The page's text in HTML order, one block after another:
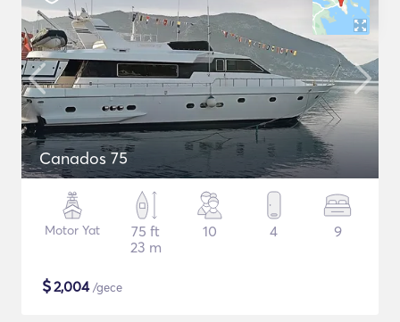
Canados 75
Motor Yat
75 ft
23 m
10 4 9
$2,004/gece